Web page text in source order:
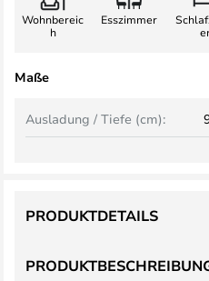
Wohnbereic
h
Esszimmer
Maße
Ausladung / Tiefe (cm):
PRODUKTDETAILS